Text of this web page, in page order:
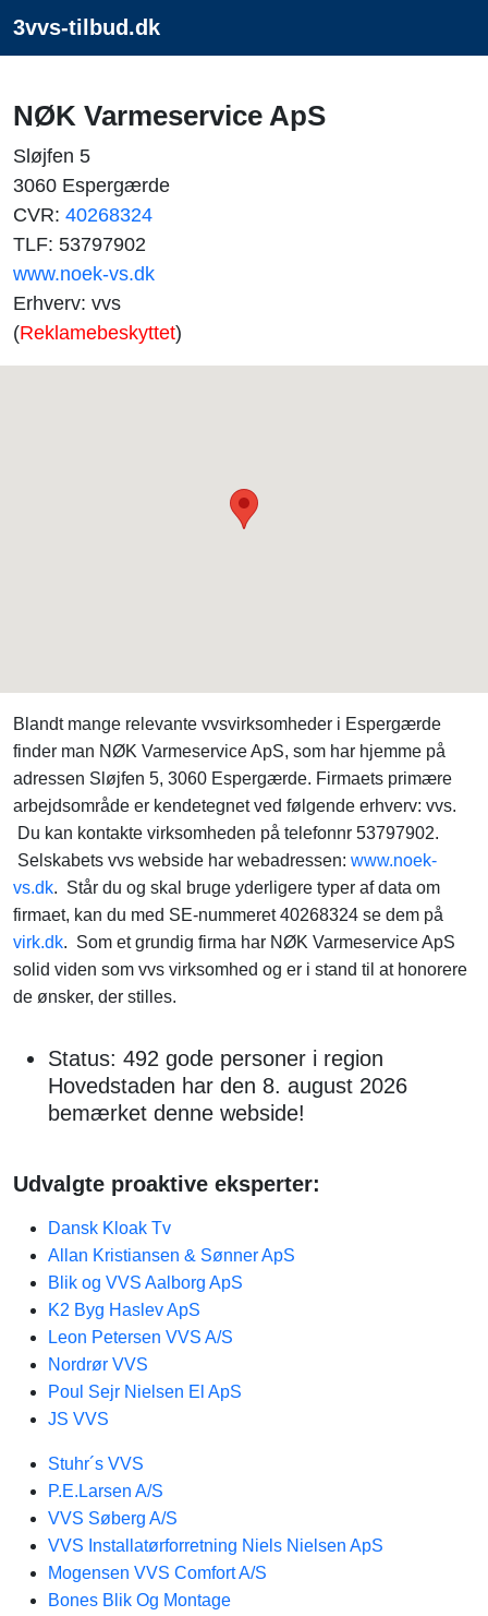
3vvs-tilbud.dk
NØK Varmeservice ApS
Sløjfen 5
3060 Espergærde
CVR: 40268324
TLF: 53797902
www.noek-vs.dk
Erhverv: vvs
(Reklamebeskyttet)
Blandt mange relevante vvsvirksomheder i Espergærde
finder man NØK Varmeservice ApS, som har hjemme på
adressen Sløjfen 5, 3060 Espergærde. Firmaets primære
arbejdsområde er kendetegnet ved følgende erhverv: vvs.
Du kan kontakte virksomheden på telefonnr 53797902.
Selskabets vvs webside har webadressen: www.noek-
vs.dk. Står du og skal bruge yderligere typer af data om
firmaet, kan du med SE-nummeret 40268324 se dem på
virk.dk. Som et grundig firma har NØK Varmeservice ApS
solid viden som vvs virksomhed og er i stand til at honorere
de ønsker, der stilles.
Status: 492 gode personer i region
Hovedstaden har den 8. august 2026
bemærket denne webside!
Udvalgte proaktive eksperter:
Dansk Kloak Tv
Allan Kristiansen & Sønner ApS
Blik og VVS Aalborg ApS
K2 Byg Haslev ApS
Leon Petersen VVS A/S
Nordrør VVS
Poul Sejr Nielsen El ApS
JS VVS
Stuhr´s VVS
P.E.Larsen A/S
VVS Søberg A/S
VVS Installatørforretning Niels Nielsen ApS
Mogensen VVS Comfort A/S
Bones Blik Og Montage